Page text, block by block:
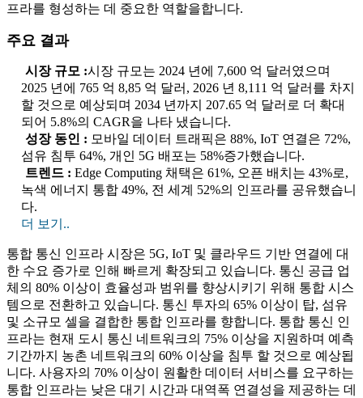
프라를 형성하는 데 중요한 역할을합니다.
주요 결과
시장 규모 :시장 규모는 2024 년에 7,600 억 달러였으며
2025 년에 765 억 8,85 억 달러, 2026 년 8,111 억 달러를 차지
할 것으로 예상되며 2034 년까지 207.65 억 달러로 더 확대
되어 5.8%의 CAGR을 나타 냈습니다.
성장 동인 : 모바일 데이터 트래픽은 88%, IoT 연결은 72%,
섬유 침투 64%, 개인 5G 배포는 58%증가했습니다.
트렌드 : Edge Computing 채택은 61%, 오픈 배치는 43%로,
녹색 에너지 통합 49%, 전 세계 52%의 인프라를 공유했습니
다.
더 보기..
통합 통신 인프라 시장은 5G, IoT 및 클라우드 기반 연결에 대
한 수요 증가로 인해 빠르게 확장되고 있습니다. 통신 공급 업
체의 80% 이상이 효율성과 범위를 향상시키기 위해 통합 시스
템으로 전환하고 있습니다. 통신 투자의 65% 이상이 탑, 섬유
및 소규모 셀을 결합한 통합 인프라를 향합니다. 통합 통신 인
프라는 현재 도시 통신 네트워크의 75% 이상을 지원하며 예측
기간까지 농촌 네트워크의 60% 이상을 침투 할 것으로 예상됩
니다. 사용자의 70% 이상이 원활한 데이터 서비스를 요구하는
통합 인프라는 낮은 대기 시간과 대역폭 연결성을 제공하는 데